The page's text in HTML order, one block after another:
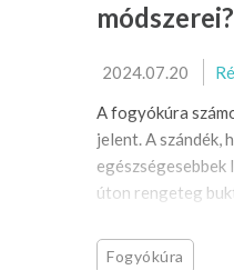
módszerei?
2024.07.20
A fogyókúra
jelent. A szándék,
egészségesebbek
úton rengeteg
Fogyókúra